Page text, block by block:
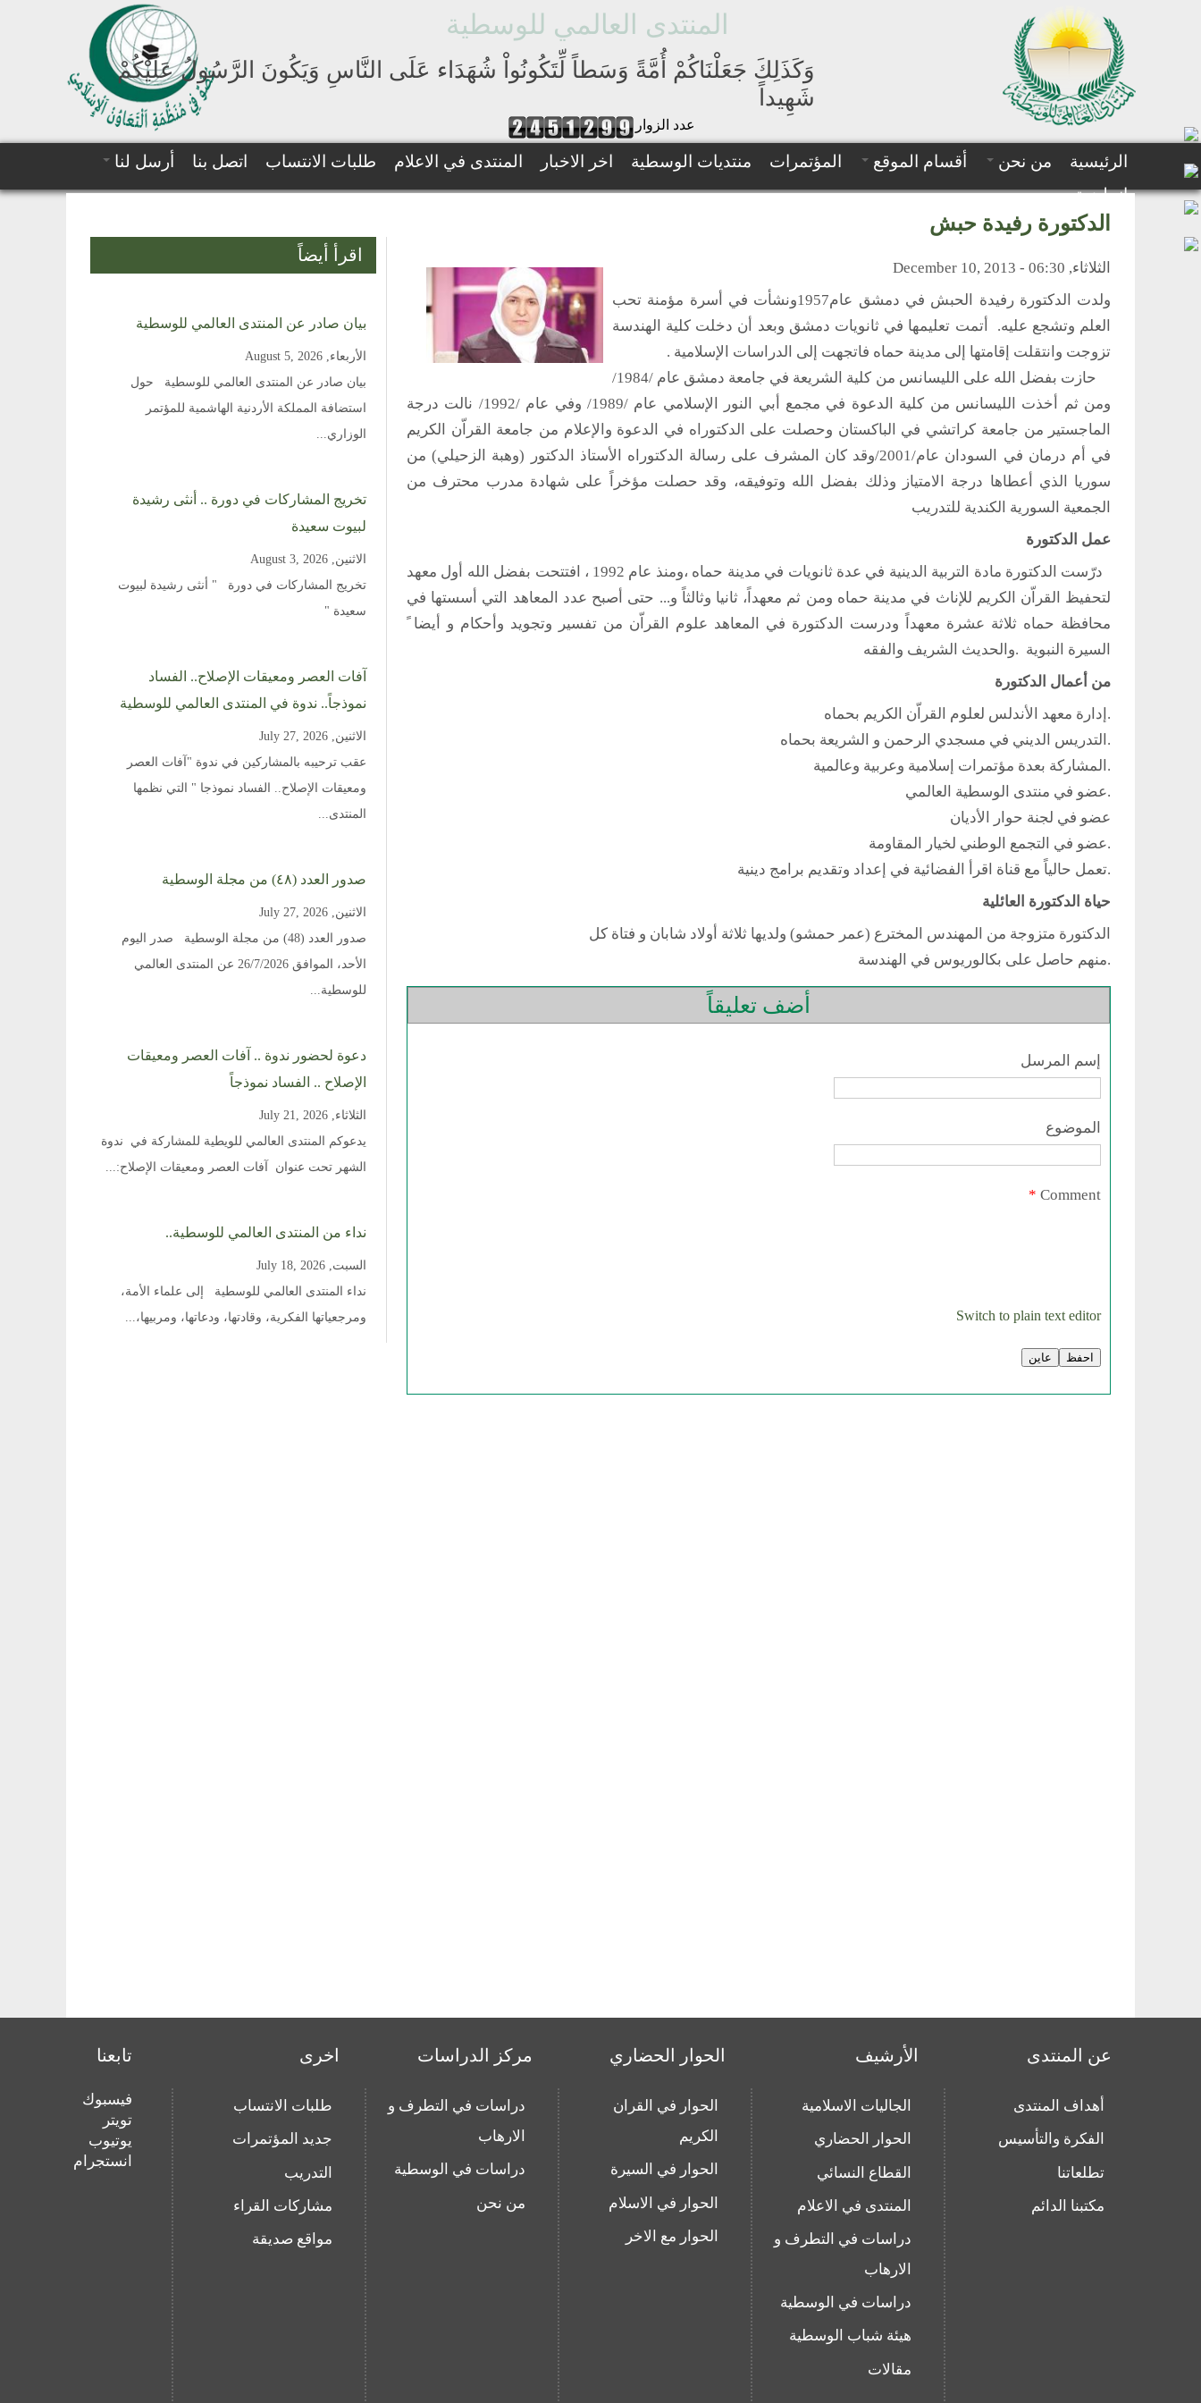
المنتدى العالمي للوسطية
وَكَذَلِكَ جَعَلْنَاكُمْ أُمَّةً وَسَطاً لِّتَكُونُواْ شُهَدَاء عَلَى النَّاسِ وَيَكُونَ الرَّسُولُ عَلَيْكُمْ
شَهِيداً
عدد الزوار
الرئيسية من نحن أقسام الموقع المؤتمرات منتديات الوسطية اخر الاخبار المنتدى في الاعلام طلبات الانتساب اتصل بنا
أرسل لنا
إنجليزية
الدكتورة رفيدة حبش
الثلاثاء, December 10, 2013 - 06:30
ولدت الدكتورة رفيدة الحبش في دمشق عام1957ونشأت في أسرة مؤمنة تحب
العلم وتشجع عليه. أتمت تعليمها في ثانويات دمشق وبعد أن دخلت كلية الهندسة
تزوجت وانتقلت إقامتها إلى مدينة حماه فاتجهت إلى الدراسات الإسلامية .
حازت بفضل الله على الليسانس من كلية الشريعة في جامعة دمشق عام /1984/
ومن ثم أخذت الليسانس من كلية الدعوة في مجمع أبي النور الإسلامي عام /1989/ وفي عام /1992/ نالت درجة
الماجستير من جامعة كراتشي في الباكستان وحصلت على الدكتوراه في الدعوة والإعلام من جامعة القراّن الكريم
في أم درمان في السودان عام/2001/وقد كان المشرف على رسالة الدكتوراه الأستاذ الدكتور (وهبة الزحيلي) من
سوريا الذي أعطاها درجة الامتياز وذلك بفضل الله وتوفيقه، وقد حصلت مؤخراً على شهادة مدرب محترف من
الجمعية السورية الكندية للتدريب
عمل الدكتورة
درّست الدكتورة مادة التربية الدينية في عدة ثانويات في مدينة حماه ،ومنذ عام 1992 ، افتتحت بفضل الله أول معهد
لتحفيظ القراّن الكريم للإناث في مدينة حماه ومن ثم معهداً، ثانيا وثالثاً و... حتى أصبح عدد المعاهد التي أسستها في
محافظة حماه ثلاثة عشرة معهداً ودرست الدكتورة في المعاهد علوم القراّن من تفسير وتجويد وأحكام و أيضا ً
السيرة النبوية .والحديث الشريف والفقه
من أعمال الدكتورة
.إدارة معهد الأندلس لعلوم القراّن الكريم بحماه
.التدريس الديني في مسجدي الرحمن و الشريعة بحماه
.المشاركة بعدة مؤتمرات إسلامية وعربية وعالمية
.عضو في منتدى الوسطية العالمي
عضو في لجنة حوار الأديان
.عضو في التجمع الوطني لخيار المقاومة
.تعمل حالياً مع قناة اقرأ الفضائية في إعداد وتقديم برامج دينية
حياة الدكتورة العائلية
الدكتورة متزوجة من المهندس المخترع (عمر حمشو) ولديها ثلاثة أولاد شابان و فتاة كل
.منهم حاصل على بكالوريوس في الهندسة
أضف تعليقاً
إسم المرسل
الموضوع
Comment
*
Switch to plain text editor
اقرأ أيضاً
بيان صادر عن المنتدى العالمي للوسطية
الأربعاء, August 5, 2026
بيان صادر عن المنتدى العالمي للوسطية حول
استضافة المملكة الأردنية الهاشمية للمؤتمر
الوزاري...
تخريج المشاركات في دورة .. أنثى رشيدة
لبيوت سعيدة
الاثنين, August 3, 2026
تخريج المشاركات في دورة " أنثى رشيدة لبيوت
سعيدة "
آفات العصر ومعيقات الإصلاح.. الفساد
نموذجاً.. ندوة في المنتدى العالمي للوسطية
الاثنين, July 27, 2026
عقب ترحيبه بالمشاركين في ندوة "آفات العصر
ومعيقات الإصلاح.. الفساد نموذجا " التي نظمها
المنتدى...
صدور العدد (٤٨) من مجلة الوسطية
الاثنين, July 27, 2026
صدور العدد (48) من مجلة الوسطية صدر اليوم
الأحد، الموافق 26/7/2026 عن المنتدى العالمي
للوسطية...
دعوة لحضور ندوة .. آفات العصر ومعيقات
الإصلاح .. الفساد نموذجاً
الثلاثاء, July 21, 2026
يدعوكم المنتدى العالمي للويطية للمشاركة في ندوة
الشهر تحت عنوان آفات العصر ومعيقات الإصلاح:...
نداء من المنتدى العالمي للوسطية..
السبت, July 18, 2026
نداء المنتدى العالمي للوسطية إلى علماء الأمة،
ومرجعياتها الفكرية، وقادتها، ودعاتها، ومربيها،...
عن المنتدى
أهداف المنتدى
الفكرة والتأسيس
تطلعاتنا
مكتبنا الدائم
الأرشيف
الجاليات الاسلامية
الحوار الحضاري
القطاع النسائي
المنتدى في الاعلام
دراسات في التطرف و
الارهاب
دراسات في الوسطية
هيئة شباب الوسطية
مقالات
الحوار الحضاري
الحوار في القران
الكريم
الحوار في السيرة
الحوار في الاسلام
الحوار مع الاخر
مركز الدراسات
دراسات في التطرف و
الارهاب
دراسات في الوسطية
من نحن
اخرى
طلبات الانتساب
جديد المؤتمرات
التدريب
مشاركات القراء
مواقع صديقة
تابعنا
فيسبوك
تويتر
يوتيوب
انستجرام